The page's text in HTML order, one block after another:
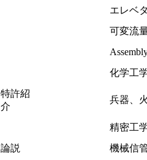
エレベ
可変流
化学工
特許紹
介
兵器、
精密工
論説
機械信